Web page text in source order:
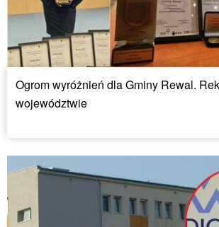
Ogrom wyróżnień dla Gminy Rewal.
województwie